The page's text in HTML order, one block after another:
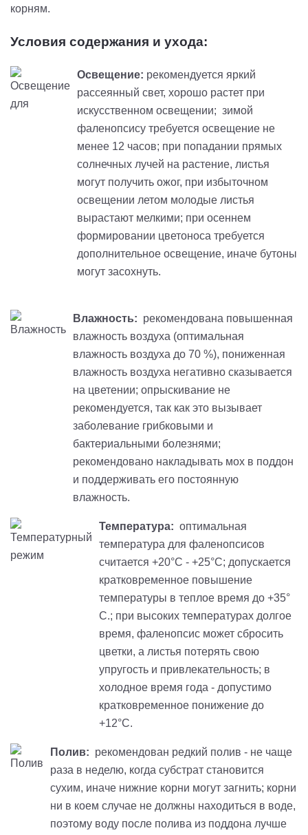
корням.
Условия содержания и ухода:
Освещение: рекомендуется яркий
рассеянный свет, хорошо растет при
искусственном освещении; зимой
фаленопсису требуется освещение не
менее 12 часов; при попадании прямых
солнечных лучей на растение, листья
могут получить ожог, при избыточном
освещении летом молодые листья
вырастают мелкими; при осеннем
формировании цветоноса требуется
дополнительное освещение, иначе бутоны
могут засохнуть.
Влажность: рекомендована повышенная
влажность воздуха (оптимальная
влажность воздуха до 70 %), пониженная
влажность воздуха негативно сказывается
на цветении; опрыскивание не
рекомендуется, так как это вызывает
заболевание грибковыми и
бактериальными болезнями;
рекомендовано накладывать мох в поддон
и поддерживать его постоянную
влажность.
Температура: оптимальная
температура для фаленопсисов
считается +20°С - +25°С; допускается
кратковременное повышение
температуры в теплое время до +35°
С.; при высоких температурах долгое
время, фаленопсис может сбросить
цветки, а листья потерять свою
упругость и привлекательность; в
холодное время года - допустимо
кратковременное понижение до
+12°С.
Полив: рекомендован редкий полив - не чаще
раза в неделю, когда субстрат становится
сухим, иначе нижние корни могут загнить; корни
ни в коем случае не должны находиться в воде,
поэтому воду после полива из поддона лучше